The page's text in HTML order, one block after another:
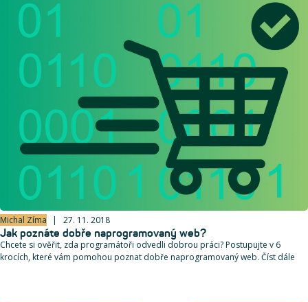
Michal Zíma 27. 11. 2018
Jak poznáte dobře naprogramovaný web?
Chcete si ověřit, zda programátoři odvedli dobrou práci? Postupujte v 6
krocích, které vám pomohou poznat dobře naprogramovaný web. Číst dále